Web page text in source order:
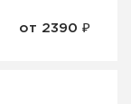
от 2390 ₽